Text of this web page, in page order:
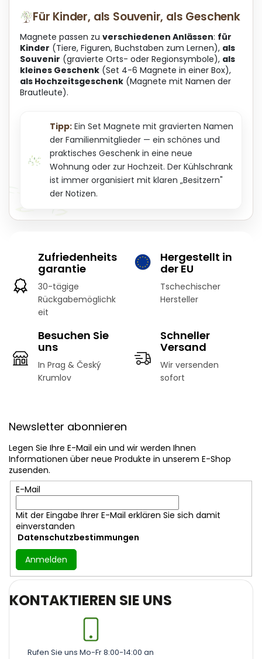
Für Kinder, als Souvenir, als Geschenk
Magnete passen zu verschiedenen Anlässen: für
Kinder (Tiere, Figuren, Buchstaben zum Lernen), als
Souvenir (gravierte Orts- oder Regionsymbole), als
kleines Geschenk (Set 4-6 Magnete in einer Box),
als Hochzeitsgeschenk (Magnete mit Namen der
Brautleute).
Tipp: Ein Set Magnete mit gravierten Namen
der Familienmitglieder — ein schönes und
praktisches Geschenk in eine neue
Wohnung oder zur Hochzeit. Der Kühlschrank
ist immer organisiert mit klaren „Besitzern"
der Notizen.
Zufriedenheits
garantie
30-tägige
Rückgabemöglichk
eit
Hergestellt in
der EU
Tschechischer
Hersteller
Besuchen Sie
uns
In Prag & Český
Krumlov
Schneller
Versand
Wir versenden
sofort
Newsletter abonnieren
Legen Sie Ihre E-Mail ein und wir werden Ihnen
Informationen über neue Produkte in unserem E-Shop
zusenden.
E-Mail
Mit der Eingabe Ihrer E-Mail erklären Sie sich damit
einverstanden
Datenschutzbestimmungen
Anmelden
KONTAKTIEREN SIE UNS
Rufen Sie uns Mo-Fr 8:00-14:00 an